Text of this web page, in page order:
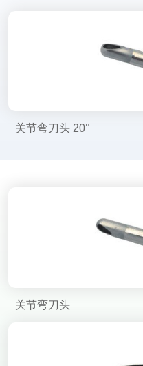
关节弯刀头 20°
关节弯刀头